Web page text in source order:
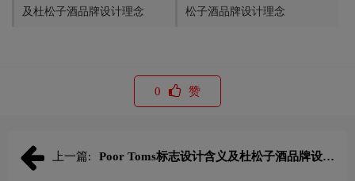
及杜松子酒品牌设计理念
松子酒品牌设计理念
0 赞
上一篇:
Poor Toms标志设计含义及杜松子酒品牌设计